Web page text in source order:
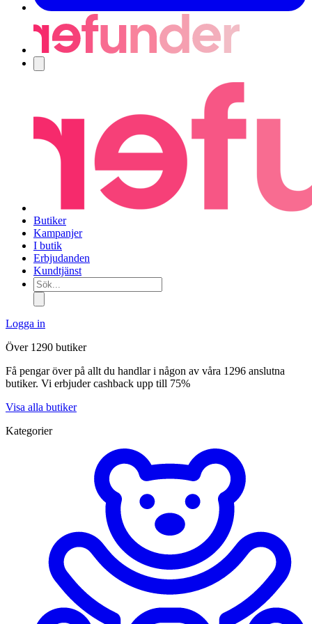
Butiker
Kampanjer
I butik
Erbjudanden
Kundtjänst
Sök...
Logga in
Över 1290 butiker
Få pengar över på allt du handlar i någon av våra 1296 anslutna
butiker. Vi erbjuder cashback upp till 75%
Visa alla butiker
Kategorier